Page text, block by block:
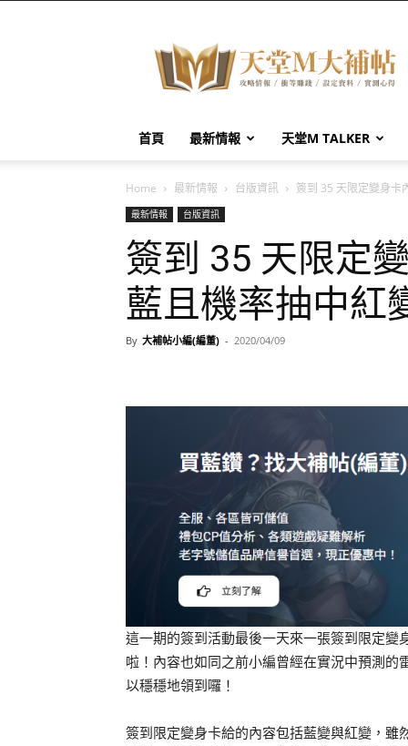
堂
M
大
帖
首頁 最新情報 天堂M TALKER
Home 最新情報 台版資訊 簽到 35 天限定變身卡
最新情報 台版資訊
簽到 35 天限定
藍且機率抽中紅
By 大補帖小編(編董) - 2020/04/09
這一期的簽到活動最後一天來一張簽到限定
啦！內容也如同之前小編曾經在實況中預測
以穩穩地領到囉！
簽到限定變身卡給的內容包括藍變與紅變，